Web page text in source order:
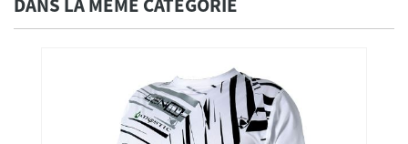
DANS LA MÊME CATÉGORIE